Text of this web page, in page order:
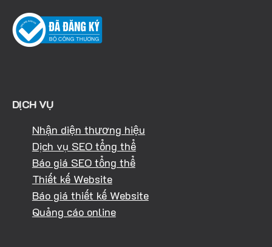
DỊCH VỤ
Nhận diện thương hiệu
Dịch vụ SEO tổng thể
Báo giá SEO tổng thể
Thiết kế Website
Báo giá thiết kế Website
Quảng cáo online